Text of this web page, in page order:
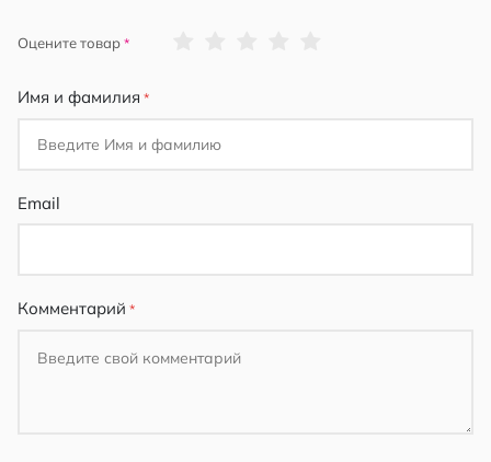
Оцените товар
Имя и фамилия
Email
Комментарий